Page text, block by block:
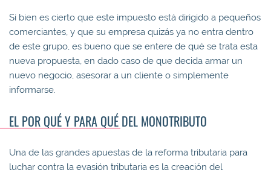
Si bien es cierto que este impuesto está dirigido a pequeños
comerciantes, y que su empresa quizás ya no entra dentro
de este grupo, es bueno que se entere de qué se trata esta
nueva propuesta, en dado caso de que decida armar un
nuevo negocio, asesorar a un cliente o simplemente
informarse.
EL POR QUÉ Y PARA QUÉ DEL MONOTRIBUTO
Una de las grandes apuestas de la reforma tributaria para
luchar contra la evasión tributaria es la creación del